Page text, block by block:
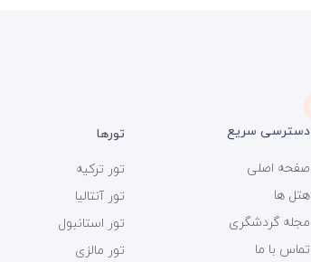
دسترسی سریع
صفحه اصلی
هتل ها
مجله گردشگری
تماس با ما
تورها
تور ترکیه
تور آنتالیا
تور استانبول
تور مالزی